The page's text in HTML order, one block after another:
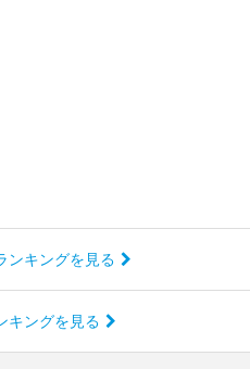
ンキングを見る
キングを見る